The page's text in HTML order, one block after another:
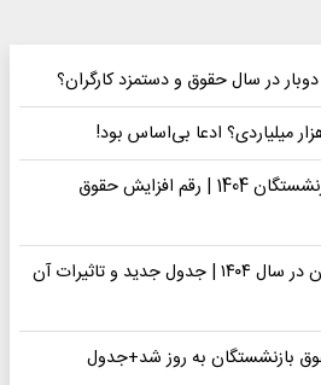
در سال حقوق و دستمزد کارگران؟
جزئیات افزایش حقوق بازنشستگان 1404 | رقم افزایش حقوق
افزایش حقوق بازنشستگان در سال ۱۴۰۴ | جدول جدید و تاثیرات آن
بازنشستگان به روز شد+جدول